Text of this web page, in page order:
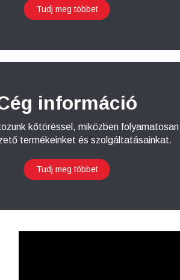
Tudj meg többet
információ
kőtöréssel, miközben
termékeinket és szolgáltatásainkat.
Tudj meg többet